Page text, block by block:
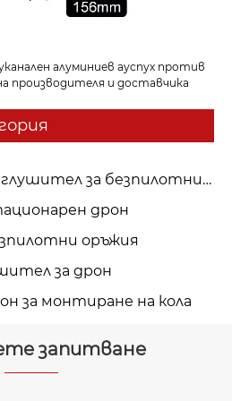
алуминиев ауспух против
производителя и доставчика
за безпилотни
дрон
оръжия
за дрон
за монтиране на кола
запитване